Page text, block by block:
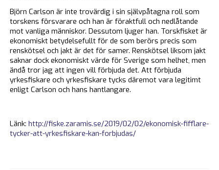
Björn Carlson är inte trovärdig i sin självpåtagna roll som
torskens försvarare och han är föraktfull och nedlåtande
mot vanliga människor. Dessutom ljuger han. Torskfisket är
ekonomiskt betydelsefullt för de som berörs precis som
renskötsel och jakt är det för samer. Renskötsel liksom jakt
saknar dock ekonomiskt värde för Sverige som helhet, men
ändå tror jag att ingen vill förbjuda det. Att förbjuda
yrkesfiskare och yrkesfiskare tycks däremot vara legitimt
enligt Carlson och hans hantlangare.
Länk: http://fiske.zaramis.se/2019/02/02/ekonomisk-fifflare-
tycker-att-yrkesfiskare-kan-forbjudas/